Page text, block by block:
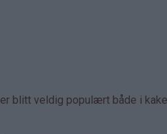
blitt veldig populært både i